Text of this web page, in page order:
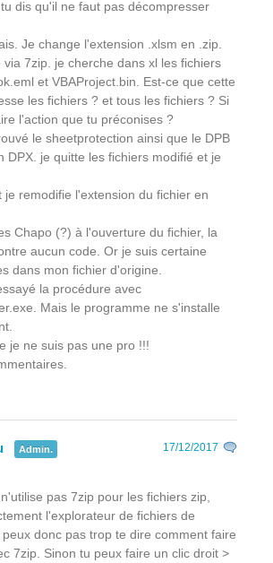
dis qu'il ne faut pas décompresser
Je change l'extension .xlsm en .zip.
7zip. je cherche dans xl les fichiers
et VBAProject.bin. Est-ce que cette
les fichiers ? et tous les fichiers ? Si
l'action que tu préconises ?
le sheetprotection ainsi que le DPB
DPX. je quitte les fichiers modifié et je
je remodifie l'extension du fichier en
Chapo (?) à l'ouverture du fichier, la
aucun code. Or je suis certaine
dans mon fichier d'origine.
la procédure avec
Mais le programme ne s'installe
je ne suis pas une pro !!!
Admin. 17/12/2017
pas 7zip pour les fichiers zip,
l'explorateur de fichiers de
donc pas trop te dire comment faire
7zip. Sinon tu peux faire un clic droit >